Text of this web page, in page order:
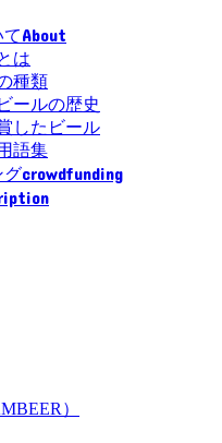
About
は
種類
ールの歴史
したビール
語集
グcrowdfunding
）